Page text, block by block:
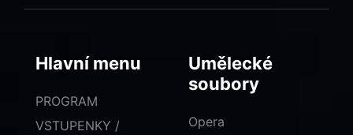
Hlavní menu
PROGRAM
VSTUPENKY /
Umělecké
soubory
Opera